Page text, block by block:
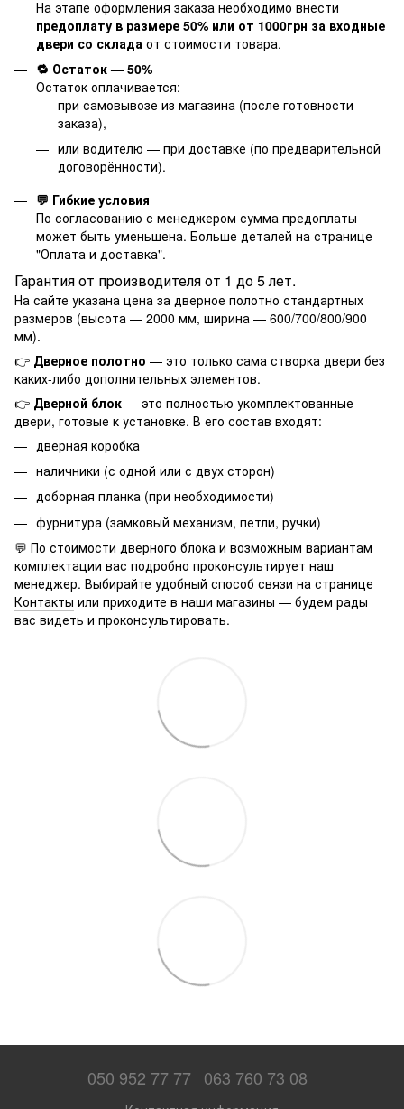
На этапе оформления заказа необходимо внести
предоплату в размере 50% или от 1000грн за входные
двери со склада от стоимости товара.
🔁 Остаток — 50%
Остаток оплачивается:
при самовывозе из магазина (после готовности
заказа),
или водителю — при доставке (по предварительной
договорённости).
💬 Гибкие условия
По согласованию с менеджером сумма предоплаты
может быть уменьшена. Больше деталей на странице
"Оплата и доставка".
Гарантия от производителя от 1 до 5 лет.
На сайте указана цена за дверное полотно стандартных
размеров (высота — 2000 мм, ширина — 600/700/800/900
мм).
👉 Дверное полотно — это только сама створка двери без
каких-либо дополнительных элементов.
👉 Дверной блок — это полностью укомплектованные
двери, готовые к установке. В его состав входят:
дверная коробка
наличники (с одной или с двух сторон)
доборная планка (при необходимости)
фурнитура (замковый механизм, петли, ручки)
💬 По стоимости дверного блока и возможным вариантам
комплектации вас подробно проконсультирует наш
менеджер. Выбирайте удобный способ связи на странице
Контакты или приходите в наши магазины — будем рады
вас видеть и проконсультировать.
050 952 77 77 063 760 73 08